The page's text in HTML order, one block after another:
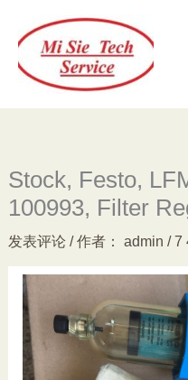
Stock, Festo,
100993, Filter
发表评论 / 作者： admin /7